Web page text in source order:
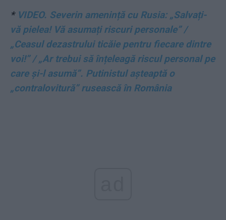
* VIDEO. Severin amenință cu Rusia: „Salvați-
vă pielea! Vă asumați riscuri personale” /
„Ceasul dezastrului ticăie pentru fiecare dintre
voi!” / „Ar trebui să înțeleagă riscul personal pe
care și-l asumă”. Putinistul așteaptă o
„contralovitură” rusească în România